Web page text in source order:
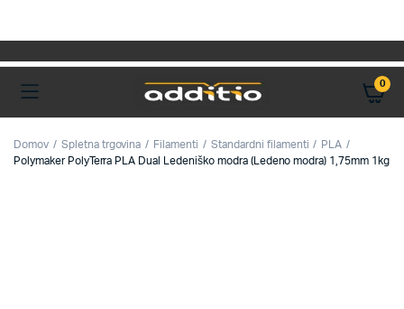
0
Domov Spletna trgovina Filamenti Standardni filamenti
PLA
Polymaker PolyTerra PLA Dual Ledeniško modra (Ledeno modra) 1,75mm 1kg